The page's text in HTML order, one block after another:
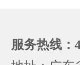
服务热线：